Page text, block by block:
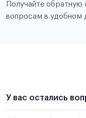
Получайте
вопросам в удобном
У вас остались